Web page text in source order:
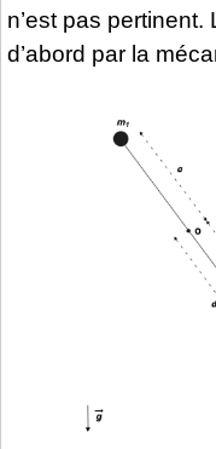
n’est pas pertinent.
d’abord par la